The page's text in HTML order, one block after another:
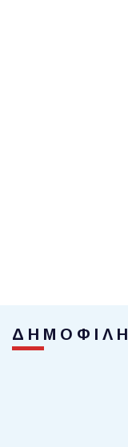
ΔΗΜΟΦΙΛΗ